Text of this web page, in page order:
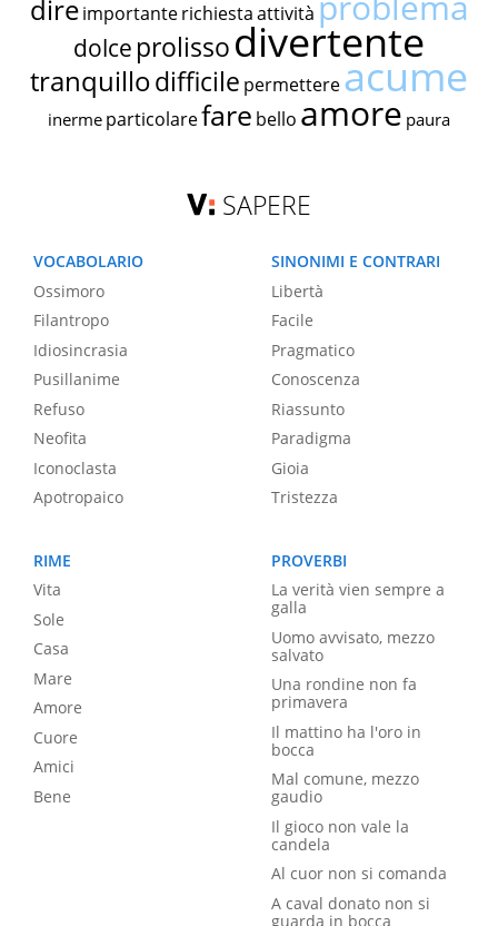
dire importante richiestaattività
dolce prolissodivertente
tranquillodifficile permettereacume
inerme particolarefare bello amore paura
SAPERE
VOCABOLARIO
Ossimoro
Filantropo
Idiosincrasia
Pusillanime
Refuso
Neofita
Iconoclasta
Apotropaico
SINONIMI E CONTRARI
Libertà
Facile
Pragmatico
Conoscenza
Riassunto
Paradigma
Gioia
Tristezza
RIME
Vita
Sole
Casa
Mare
Amore
Cuore
Amici
Bene
PROVERBI
La verità vien sempre a
galla
Uomo avvisato, mezzo
salvato
Una rondine non fa
primavera
Il mattino ha l'oro in
bocca
Mal comune, mezzo
gaudio
Il gioco non vale la
candela
Al cuor non si comanda
A caval donato non si
guarda in bocca